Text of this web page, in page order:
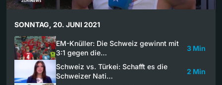
SONNTAG, 20. JUNI 2021
EM-Knüller: Die Schweiz gewinnt mit
3:1 gegen die…
3 Min
Schweiz vs. Türkei: Schafft es die
Schweizer Nati…
2 Min